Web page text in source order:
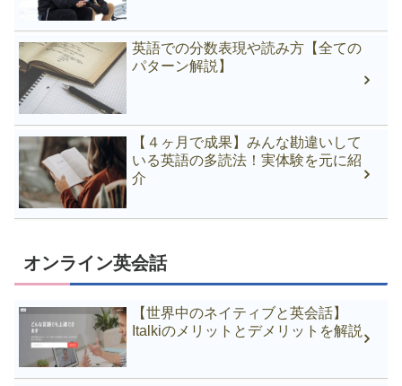
英語での分数表現や読み方【全ての
パターン解説】
【４ヶ月で成果】みんな勘違いして
いる英語の多読法！実体験を元に紹
介
オンライン英会話
【世界中のネイティブと英会話】
Italkiのメリットとデメリットを解説